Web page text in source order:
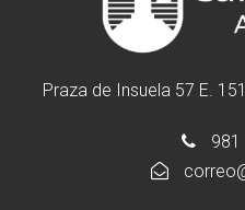
Praza de Insuela 57 E.
981